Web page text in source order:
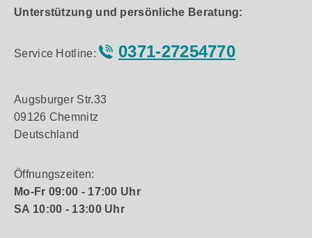
Unterstützung und persönliche Beratung:
Service Hotline: 0371-27254770
Augsburger Str.33
09126 Chemnitz
Deutschland
Öffnungszeiten:
Mo-Fr 09:00 - 17:00 Uhr
SA 10:00 - 13:00 Uhr